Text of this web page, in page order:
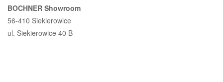
BOCHNER Showroom
56-410 Siekierowice
ul. Siekierowice 40 B